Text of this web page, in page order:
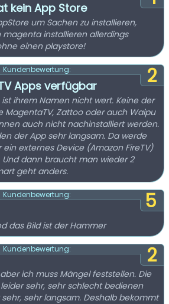
kein App Store
um Sachen zu installieren,
installieren allerdings
einen playstore!
2
Kundenbewertung:
Apps verfügbar
ist ihrem Namen nicht wert. Keine der
MagentaTV, Zattoo oder auch Waipu
auch nicht nachinstalliert werden.
der App sehr langsam. Da werde
externes Device (Amazon FireTV)
dann braucht man wieder 2
geht anders.
5
Kundenbewertung:
das Bild ist der Hammer
2
Kundenbewertung:
ich muss Mängel feststellen. Die
sehr, sehr schlecht bedienen
sehr langsam. Deshalb bekommt